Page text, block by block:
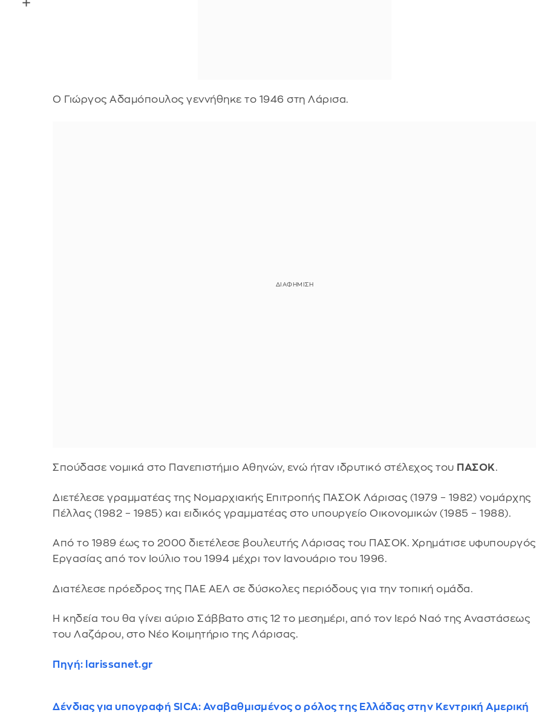
Ο Γιώργος Αδαμόπουλος γεννήθηκε το 1946 στη Λάρισα.
Σπούδασε νομικά στο Πανεπιστήμιο Αθηνών, ενώ ήταν ιδρυτικό στέλεχος του ΠΑΣΟΚ.
Διετέλεσε γραμματέας της Νομαρχιακής Επιτροπής ΠΑΣΟΚ Λάρισας (1979 – 1982) νομάρχης
Πέλλας (1982 – 1985) και ειδικός γραμματέας στο υπουργείο Οικονομικών (1985 – 1988).
Από το 1989 έως το 2000 διετέλεσε βουλευτής Λάρισας του ΠΑΣΟΚ. Χρημάτισε υφυπουργός
Εργασίας από τον Ιούλιο του 1994 μέχρι τον Ιανουάριο του 1996.
Διατέλεσε πρόεδρος της ΠΑΕ ΑΕΛ σε δύσκολες περιόδους για την τοπική ομάδα.
Η κηδεία του θα γίνει αύριο Σάββατο στις 12 το μεσημέρι, από τον Ιερό Ναό της Αναστάσεως
του Λαζάρου, στο Νέο Κοιμητήριο της Λάρισας.
Πηγή: larissanet.gr
Δένδιας για υπογραφή SICA: Αναβαθμισμένος ο ρόλος της Ελλάδας στην Κεντρική Αμερική